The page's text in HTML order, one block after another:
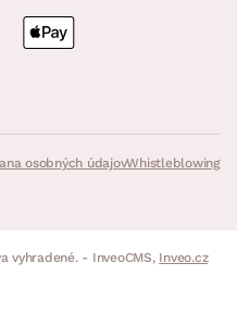
osobných údajovWhistleblowing
vyhradené. - InveoCMS, Inveo.cz